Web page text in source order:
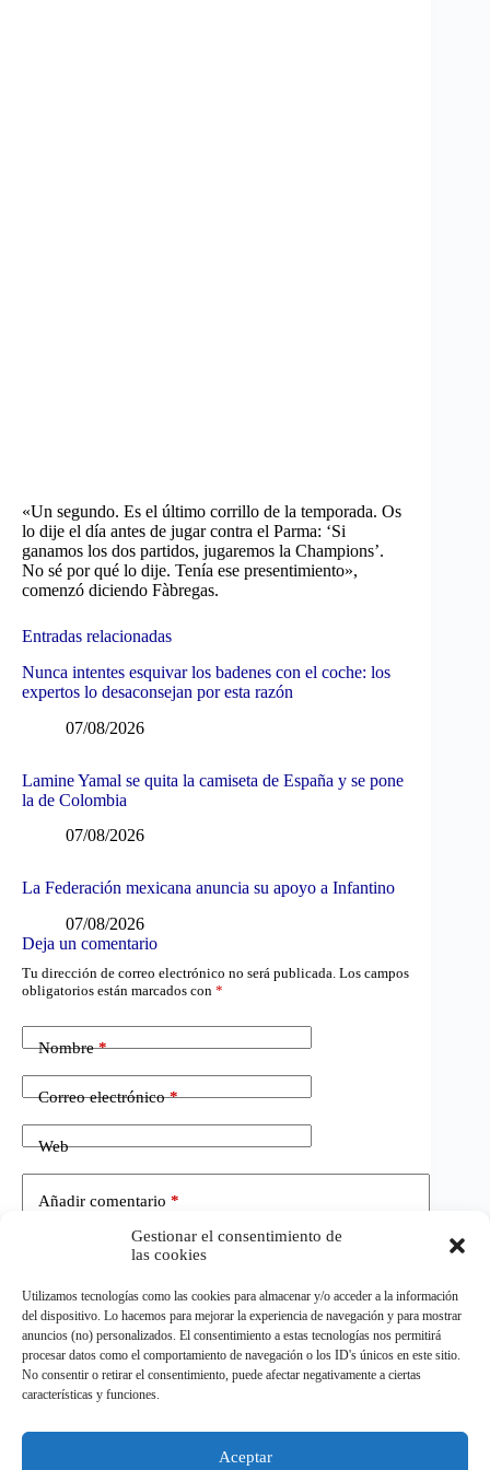
Gestionar el consentimiento de
las cookies
Utilizamos tecnologías como las cookies para almacenar y/o acceder a la información
del dispositivo. Lo hacemos para mejorar la experiencia de navegación y para mostrar
anuncios (no) personalizados. El consentimiento a estas tecnologías nos permitirá
procesar datos como el comportamiento de navegación o los ID's únicos en este sitio.
No consentir o retirar el consentimiento, puede afectar negativamente a ciertas
características y funciones.
Aceptar
«Un segundo. Es el último corrillo de la temporada. Os
lo dije el día antes de jugar contra el Parma: ‘Si
ganamos los dos partidos, jugaremos la Champions’.
No sé por qué lo dije. Tenía ese presentimiento»,
comenzó diciendo Fàbregas.
Entradas relacionadas
Nunca intentes esquivar los badenes con el coche: los
expertos lo desaconsejan por esta razón
07/08/2026
Lamine Yamal se quita la camiseta de España y se pone
la de Colombia
07/08/2026
La Federación mexicana anuncia su apoyo a Infantino
07/08/2026
Deja un comentario
Tu dirección de correo electrónico no será publicada. Los campos
obligatorios están marcados con *
Nombre*
Correo electrónico*
Web
Añadir comentario *
Publicar el comentario